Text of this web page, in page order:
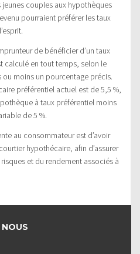
couples aux hypothèques
pourraient préférer les taux
de bénéficier d’un taux
calculé en tout temps, selon le
moins un pourcentage précis.
préférentiel actuel est de 5,5 %,
à taux préférentiel moins
de 5 %.
au consommateur est d’avoir
hypothécaire, afin d’assurer
et du rendement associés à